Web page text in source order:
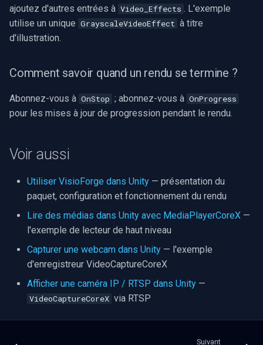
ajoutez d'autres entrées à Video_Effects . L'exemple
utilise un unique GrayscaleVideoEffect à titre
d'illustration.
Comment savoir quand un rendu se termine ?
Abonnez-vous à OnStop ; abonnez-vous à OnProgress
pour les mises à jour de progression pendant le rendu.
Voir aussi
Utiliser VisioForge dans Unity — présentation du
paquet, configuration et fonctionnement du rendu
Lire des médias dans Unity avec MediaPlayerCoreX —
l'exemple de lecteur de haut niveau
Capturer une webcam dans Unity — l'exemple
d'enregistreur VideoCaptureCoreX
Afficher une caméra IP / RTSP dans Unity —
VideoCaptureCoreX via RTSP
Suivant